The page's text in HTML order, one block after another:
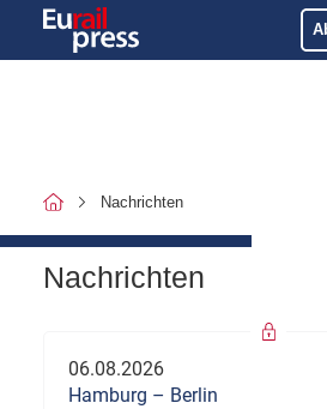
Nachrichten
Nachrichten
06.08.2026
Hamburg – Berlin